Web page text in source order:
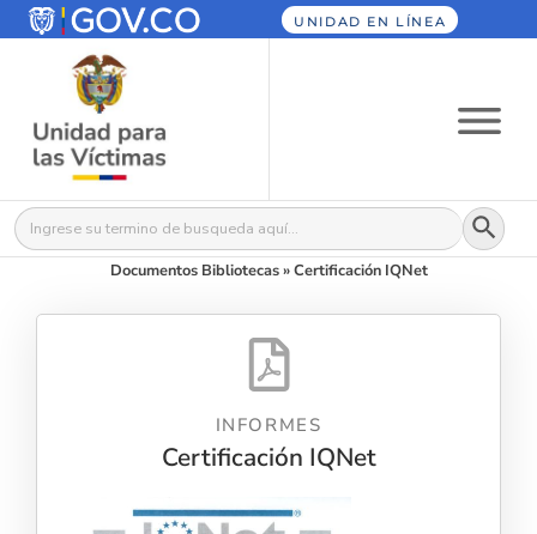
UNIDAD EN LÍNEA
Buscar: Botón
Documentos Bibliotecas»Certificación IQNet
INFORMES
Certificación IQNet